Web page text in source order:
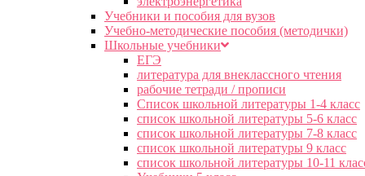
Учебники и пособия для вузов
Учебно-методические пособия (методички)
Школьные учебники
ЕГЭ
литература для внеклассного чтения
рабочие тетради / прописи
Список школьной литературы 1-4 класс
список школьной литературы 5-6 класс
список школьной литературы 7-8 класс
список школьной литературы 9 класс
список школьной литературы 10-11